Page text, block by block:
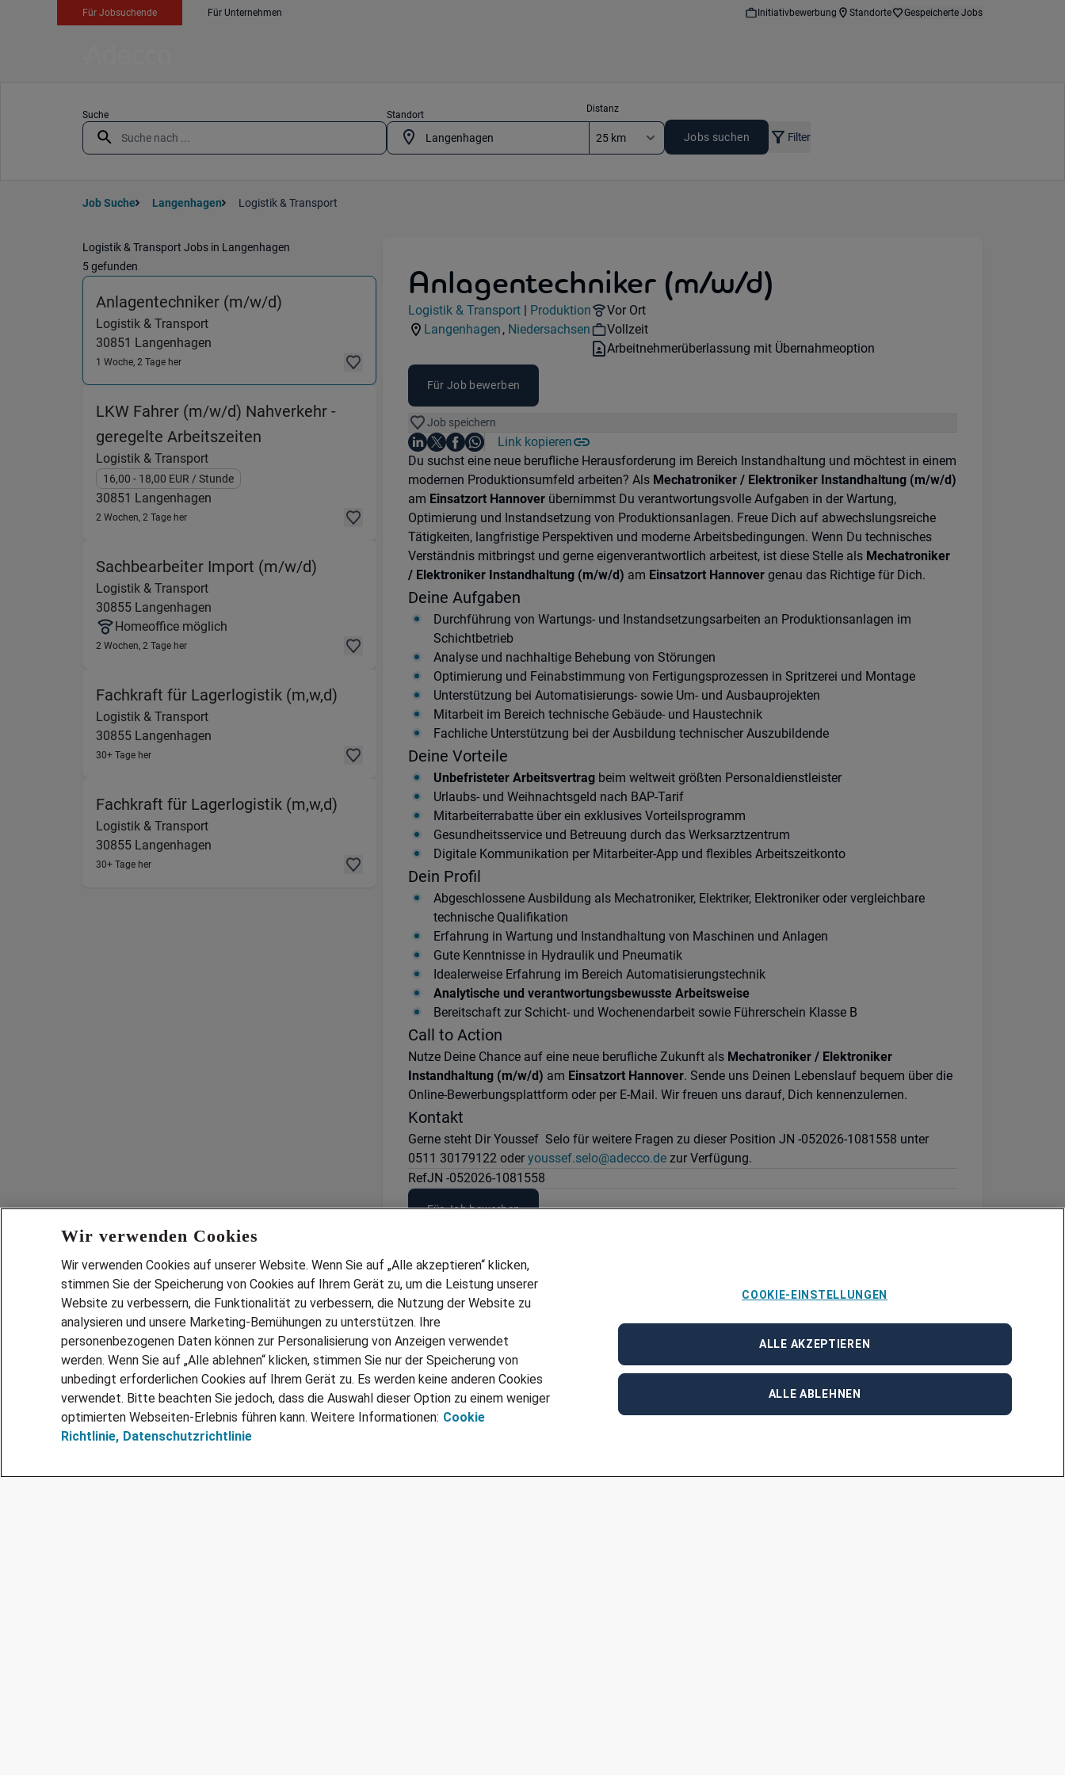
Für Jobsuchende Für Unternehmen Initiativbewerbung Standorte Gespeicherte Jobs
Suche Standort
Distanz
Jobs suchen Filter
Job Suche Langenhagen Logistik & Transport
Logistik & Transport Jobs in Langenhagen
5 gefunden
Anlagentechniker (m/w/d) (Logistik & Transport) in 30851 Langenhagen
Logistik & Transport
30851 Langenhagen
1 Woche, 2 Tage her
LKW Fahrer (m/w/d) Nahverkehr -
geregelte Arbeitszeiten (Logistik & Transport) in 30851 Langenhagen
Logistik & Transport
16,00 - 18,00 EUR / Stunde
30851 Langenhagen
2 Wochen, 2 Tage her
Sachbearbeiter Import (m/w/d) (Logistik & Transport) in 30855 Langenhagen
Logistik & Transport
30855 Langenhagen
Homeoffice möglich
2 Wochen, 2 Tage her
Fachkraft für Lagerlogistik (m,w,d) (Logistik & Transport) in 30855 Langenhagen
Logistik & Transport
30855 Langenhagen
30+ Tage her
Fachkraft für Lagerlogistik (m,w,d) (Logistik & Transport) in 30855 Langenhagen
Logistik & Transport
30855 Langenhagen
30+ Tage her
Anlagentechniker (m/w/d)
Jobdetails
Kategorie:
Logistik & Transport|
Industry:
Produktion
Standorte:
Langenhagen ,
Region:
Niedersachsen
Remote Option:
Vor Ort
Workhours:
Vollzeit
Vertragsart:
Arbeitnehmerüberlassung mit Übernahmeoption
Für Job bewerben
Job speichern
Teile diesen Job
Auf LinkedIn teilen
Auf X teilen
Auf Facebook teilen
Auf WhatsApp teilen
Link kopieren
Einleitung
Du suchst eine neue berufliche Herausforderung im Bereich Instandhaltung und möchtest in einem
modernen Produktionsumfeld arbeiten? Als Mechatroniker / Elektroniker Instandhaltung (m/w/d)
am Einsatzort Hannover übernimmst Du verantwortungsvolle Aufgaben in der Wartung,
Optimierung und Instandsetzung von Produktionsanlagen. Freue Dich auf abwechslungsreiche
Tätigkeiten, langfristige Perspektiven und moderne Arbeitsbedingungen. Wenn Du technisches
Verständnis mitbringst und gerne eigenverantwortlich arbeitest, ist diese Stelle als Mechatroniker
/ Elektroniker Instandhaltung (m/w/d) am Einsatzort Hannover genau das Richtige für Dich.
Deine Aufgaben
Durchführung von Wartungs- und Instandsetzungsarbeiten an Produktionsanlagen im
Schichtbetrieb
Analyse und nachhaltige Behebung von Störungen
Optimierung und Feinabstimmung von Fertigungsprozessen in Spritzerei und Montage
Unterstützung bei Automatisierungs- sowie Um- und Ausbauprojekten
Mitarbeit im Bereich technische Gebäude- und Haustechnik
Fachliche Unterstützung bei der Ausbildung technischer Auszubildende
Deine Vorteile
Unbefristeter Arbeitsvertragbeim weltweit größten Personaldienstleister
Urlaubs- und Weihnachtsgeld nach BAP-Tarif
Mitarbeiterrabatte über ein exklusives Vorteilsprogramm
Gesundheitsservice und Betreuung durch das Werksarztzentrum
Digitale Kommunikation per Mitarbeiter-App und flexibles Arbeitszeitkonto
Dein Profil
Abgeschlossene Ausbildung als Mechatroniker, Elektriker, Elektroniker oder vergleichbare
technische Qualifikation
Erfahrung in Wartung und Instandhaltung von Maschinen und Anlagen
Gute Kenntnisse in Hydraulik und Pneumatik
Idealerweise Erfahrung im Bereich Automatisierungstechnik
Analytische und verantwortungsbewusste Arbeitsweise
Bereitschaft zur Schicht- und Wochenendarbeit sowie Führerschein Klasse B
Call to Action
Nutze Deine Chance auf eine neue berufliche Zukunft als Mechatroniker / Elektroniker
Instandhaltung (m/w/d) am Einsatzort Hannover. Sende uns Deinen Lebenslauf bequem über die
Online-Bewerbungsplattform oder per E-Mail. Wir freuen uns darauf, Dich kennenzulernen.
Kontakt
Gerne steht Dir Youssef Selo für weitere Fragen zu dieser Position JN -052026-1081558 unter
0511 30179122 oder youssef.selo@adecco.dezur Verfügung.
RefJN -052026-1081558
Für Job bewerben
Wir verwenden Cookies
Wir verwenden Cookies auf unserer Website. Wenn Sie auf „Alle akzeptieren“ klicken,
stimmen Sie der Speicherung von Cookies auf Ihrem Gerät zu, um die Leistung unserer
Website zu verbessern, die Funktionalität zu verbessern, die Nutzung der Website zu
analysieren und unsere Marketing-Bemühungen zu unterstützen. Ihre
personenbezogenen Daten können zur Personalisierung von Anzeigen verwendet
werden. Wenn Sie auf „Alle ablehnen“ klicken, stimmen Sie nur der Speicherung von
unbedingt erforderlichen Cookies auf Ihrem Gerät zu. Es werden keine anderen Cookies
verwendet. Bitte beachten Sie jedoch, dass die Auswahl dieser Option zu einem weniger
optimierten Webseiten-Erlebnis führen kann. Weitere Informationen: Cookie
Richtlinie, Datenschutzrichtlinie
COOKIE-EINSTELLUNGEN
ALLE ABLEHNEN
ALLE AKZEPTIEREN